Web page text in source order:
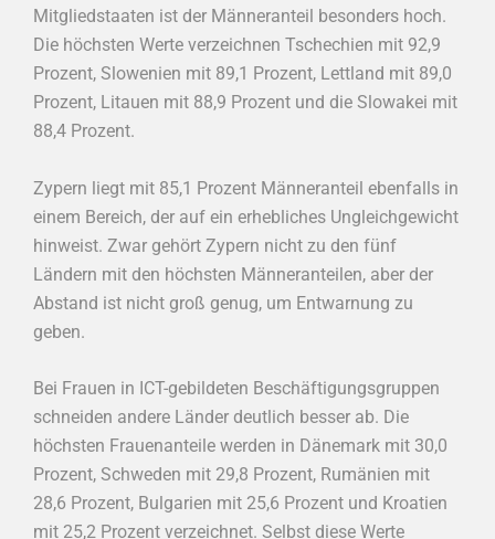
Mitgliedstaaten ist der Männeranteil besonders hoch.
Die höchsten Werte verzeichnen Tschechien mit 92,9
Prozent, Slowenien mit 89,1 Prozent, Lettland mit 89,0
Prozent, Litauen mit 88,9 Prozent und die Slowakei mit
88,4 Prozent.
Zypern liegt mit 85,1 Prozent Männeranteil ebenfalls in
einem Bereich, der auf ein erhebliches Ungleichgewicht
hinweist. Zwar gehört Zypern nicht zu den fünf
Ländern mit den höchsten Männeranteilen, aber der
Abstand ist nicht groß genug, um Entwarnung zu
geben.
Bei Frauen in ICT-gebildeten Beschäftigungsgruppen
schneiden andere Länder deutlich besser ab. Die
höchsten Frauenanteile werden in Dänemark mit 30,0
Prozent, Schweden mit 29,8 Prozent, Rumänien mit
28,6 Prozent, Bulgarien mit 25,6 Prozent und Kroatien
mit 25,2 Prozent verzeichnet. Selbst diese Werte